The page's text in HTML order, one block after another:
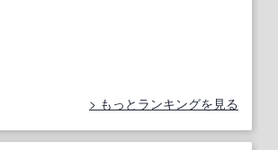
もっとランキングを見る